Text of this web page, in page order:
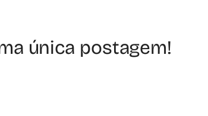
única postagem!